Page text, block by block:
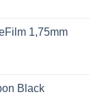
1,75mm
Black